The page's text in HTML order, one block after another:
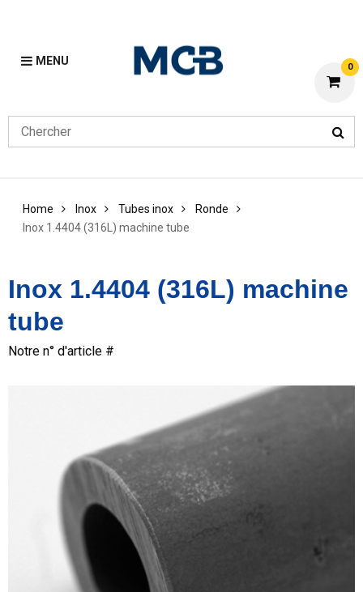
MENU 0
Home Inox Tubes inox
Ronde
Inox 1.4404 (316L) machine tube
Inox 1.4404 (316L) machine
tube
Notre n° d'article #